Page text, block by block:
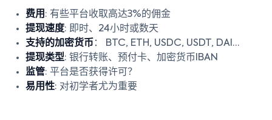
费用 : 有些平台收取高达3%的佣金
提现速度: 即时、24小时或数天
支持的加密货币 ： BTC, ETH, USDC, USDT, DAI…
提现类型: 银行转账、预付卡、加密货币IBAN
监管: 平台是否获得许可？
易用性: 对初学者尤为重要